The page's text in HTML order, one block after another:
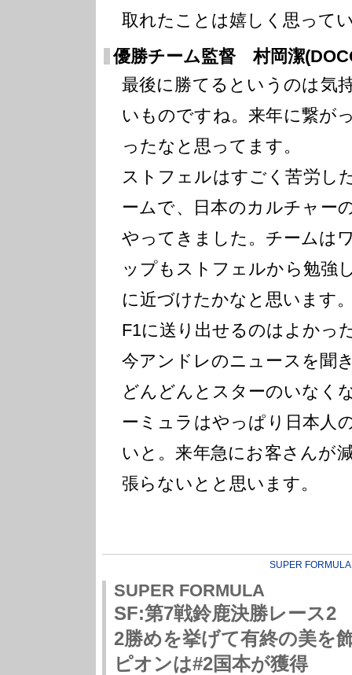
取れたことは嬉しく思って
優勝チーム監督 村岡潔
最後に勝てるというのは気
いものですね。来年に繋が
ったなと思ってます。
ストフェルはすごく苦労し
ームで、日本のカルチャー
やってきました。チームは
ップもストフェルから勉強
に近づけたかなと思います
F1に送り出せるのはよかっ
今アンドレのニュースを聞
どんどんとスターのいなく
ーミュラはやっぱり日本人
いと。来年急にお客さんが
張らないとと思います。
SUPER FORMULA
SUPER FORMULA
SF:第7戦鈴鹿決勝レース
2勝めを挙げて有終の美を
ピオンは#2国本が獲得